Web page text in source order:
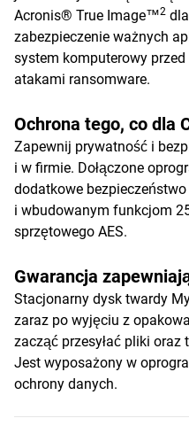
Acronis® True Image™2
zabezpieczenie ważnych
system komputerowy
atakami ransomware.
Ochrona tego, co dla
Zapewnij prywatność i
i w firmie. Dołączone
dodatkowe
i wbudowanym funkcjom
sprzętowego AES.
Gwarancja
Stacjonarny dysk twardy
zaraz po wyjęciu z
zacząć przesyłać pliki
Jest wyposażony w
ochrony danych.